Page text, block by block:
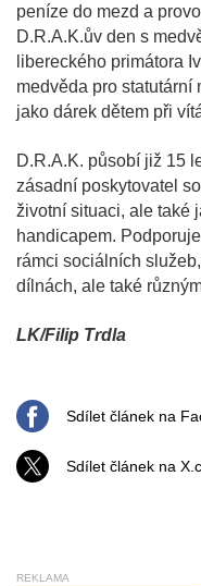
peníze do mezd a
D.R.A.K.ův den s
libereckého primátora
medvěda pro statutární
jako dárek dětem při
D.R.A.K. působí již 15
zásadní poskytovatel
životní situaci, ale také
handicapem.
rámci sociálních
dílnách, ale také
LK/Filip Trdla
Sdílet článek na
Sdílet článek na
REKLAMA